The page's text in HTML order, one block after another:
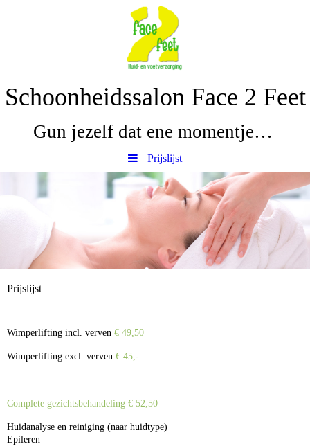
Schoonheidssalon Face 2 Feet
Gun jezelf dat ene momentje…
Prijslijst
Prijslijst
Wimperlifting incl. verven € 49,50
Wimperlifting excl. verven € 45,-
Complete gezichtsbehandeling € 52,50
Huidanalyse en reiniging (naar huidtype)
Epileren